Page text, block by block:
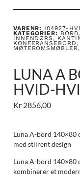
VARENR:104927-
KATEGORIER: BORD,
INNENDØRS,
KONFERANSEBORD,
MØTEROMSMØBLER,
LUNA A
HVID-
Kr2856,00
Luna A-bord 140×80
med stilrent design
Luna A-bord 140×80
kombinerer et